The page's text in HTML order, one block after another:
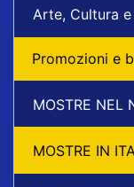
Arte, Cultura
Promozioni e
MOSTRE NEL